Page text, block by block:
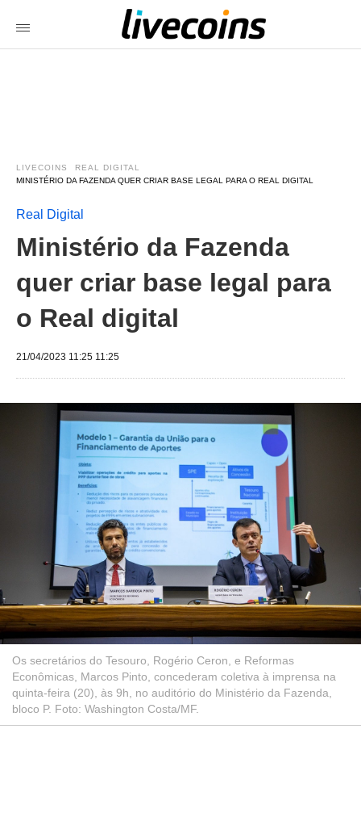
LIVECOINS
REAL DIGITAL
MINISTÉRIO DA FAZENDA QUER CRIAR BASE LEGAL PARA O REAL DIGITAL
Real Digital
Ministério da Fazenda
quer criar base legal para
o Real digital
21/04/2023 11:25 11:25
Os secretários do Tesouro, Rogério Ceron, e Reformas
Econômicas, Marcos Pinto, concederam coletiva à imprensa na
quinta-feira (20), às 9h, no auditório do Ministério da Fazenda,
bloco P. Foto: Washington Costa/MF.